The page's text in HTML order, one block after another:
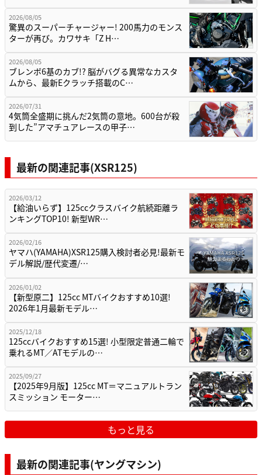
2026/08/05
驚異のスーパーチャージャー! 200馬力のモンス
ターが再び。カワサキ「Z H…
2026/08/05
ブレンボ6基のカブ!? 脳がバグる異常なカスタ
ムから、最新Eクラッチ搭載のC…
2026/07/31
4気筒全盛期に挑んだ2気筒の意地。600台が殺
到した”アマチュアレースの甲子…
最新の関連記事(XSR125)
2026/03/12
【給油いらず】125ccクラスバイク航続距離ラ
ンキングTOP10! 新型WR…
2026/02/16
ヤマハ(YAMAHA)XSR125購入検討者必見!最新モ
デル解説/歴代変遷/…
2026/01/02
【新型原二】125cc MTバイクおすすめ10選!
2026年1月最新モデル…
2025/12/18
125ccバイクおすすめ15選! 小型限定普通二輪で
乗れるMT／ATモデルの…
2025/09/27
【2025年9月版】125cc MT＝マニュアルトラン
スミッション モーター…
もっと見る
最新の関連記事(ヤングマシン)